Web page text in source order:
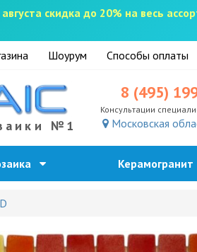
скидка до 20% на весь
Шоурум Способы оплаты
№1
8 (495)
Консультации
Московская
Керамогранит